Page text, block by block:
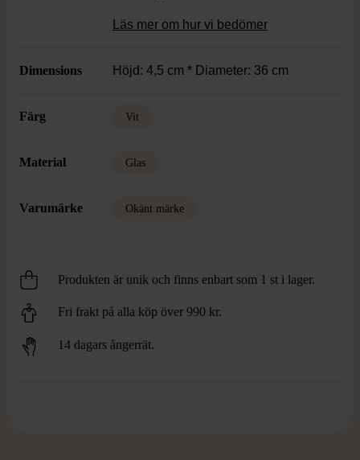
Läs mer om hur vi bedömer
Dimensions Höjd: 4,5 cm * Diameter: 36 cm
Färg Vit
Material Glas
Varumärke Okänt märke
Produkten är unik och finns enbart som 1 st i lager.
Fri frakt på alla köp över 990 kr.
14 dagars ångerrät.